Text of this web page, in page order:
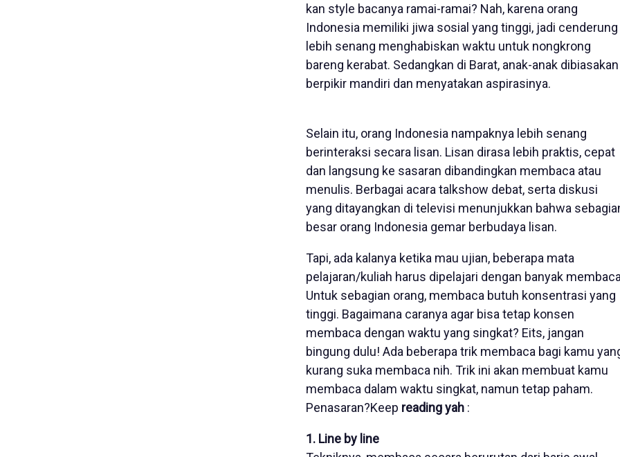
kan style bacanya ramai-ramai? Nah, karena orang
Indonesia memiliki jiwa sosial yang tinggi, jadi cenderung
lebih senang menghabiskan waktu untuk nongkrong
bareng kerabat. Sedangkan di Barat, anak-anak dibiasakan
berpikir mandiri dan menyatakan aspirasinya.
Selain itu, orang Indonesia nampaknya lebih senang
berinteraksi secara lisan. Lisan dirasa lebih praktis, cepat
dan langsung ke sasaran dibandingkan membaca atau
menulis. Berbagai acara talkshow debat, serta diskusi
yang ditayangkan di televisi menunjukkan bahwa
besar orang Indonesia gemar berbudaya lisan.
Tapi, ada kalanya ketika mau ujian, beberapa mata
pelajaran/kuliah harus dipelajari dengan banyak
Untuk sebagian orang, membaca butuh konsentrasi yang
tinggi. Bagaimana caranya agar bisa tetap konsen
membaca dengan waktu yang singkat? Eits, jangan
bingung dulu! Ada beberapa trik membaca bagi kamu
kurang suka membaca nih. Trik ini akan membuat kamu
membaca dalam waktu singkat, namun tetap paham.
Penasaran?Keep reading yah :
1. Line by line